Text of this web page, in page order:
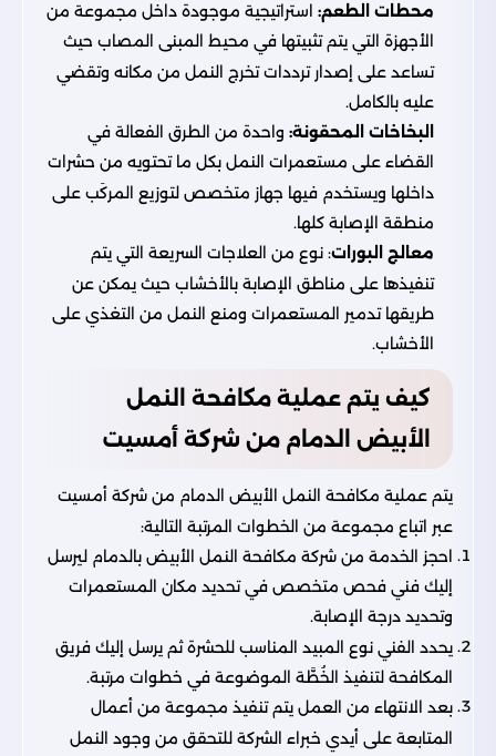
محطات الطعم: استراتيجية موجودة داخل مجموعة من
الأجهزة التي يتم تثبيتها في محيط المبنى المصاب حيث
تساعد على إصدار ترددات تخرج النمل من مكانه وتقضي
عليه بالكامل.
البخاخات المحقونة: واحدة من الطرق الفعالة في
القضاء على مستعمرات النمل بكل ما تحتويه من حشرات
داخلها ويستخدم فيها جهاز متخصص لتوزيع المركَب على
منطقة الإصابة كلها.
معالج البورات: نوع من العلاجات السريعة التي يتم
تنفيذها على مناطق الإصابة بالأخشاب حيث يمكن عن
طريقها تدمير المستعمرات ومنع النمل من التغذي على
الأخشاب.
كيف يتم عملية مكافحة النمل
الأبيض الدمام من شركة أمسيت
يتم عملية مكافحة النمل الأبيض الدمام من شركة أمسيت
عبر اتباع مجموعة من الخطوات المرتبة التالية:
احجز الخدمة من شركة مكافحة النمل الأبيض بالدمام ليرسل
إليك فني فحص متخصص في تحديد مكان المستعمرات
وتحديد درجة الإصابة.
يحدد الفني نوع المبيد المناسب للحشرة ثم يرسل إليك فريق
المكافحة لتنفيذ الخُطَّة الموضوعة في خطوات مرتبة.
بعد الانتهاء من العمل يتم تنفيذ مجموعة من أعمال
المتابعة على أيدي خبراء الشركة للتحقق من وجود النمل